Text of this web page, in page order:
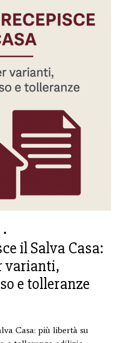
il Salva Casa:
varianti,
e tolleranze
Casa: più libertà su